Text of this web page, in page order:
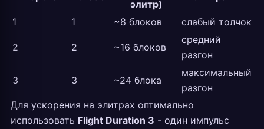
элитр)
1 1 ~8 блоков слабый толчок
2 2 ~16 блоков
средний
разгон
3 3 ~24 блока
максимальный
разгон
Для ускорения на элитрах оптимально
использовать Flight Duration 3 - один импульс